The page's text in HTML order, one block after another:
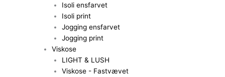
Isoli ensfarvet
Isoli print
Jogging ensfarvet
Jogging print
Viskose
LIGHT & LUSH
Viskose - Fastvævet